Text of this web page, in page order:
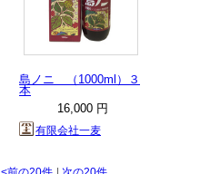
島ノニ （1000ml）３
本
16,000 円
有限会社一麦